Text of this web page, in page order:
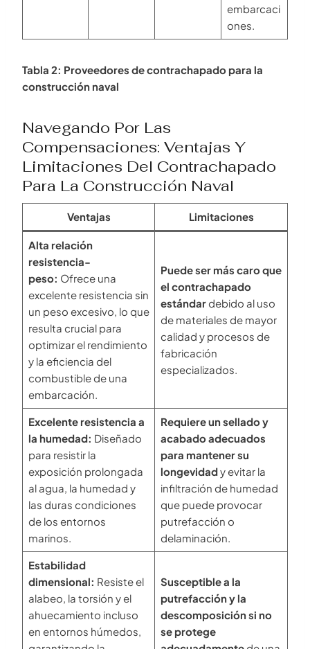
embarcaci
ones.
Tabla 2: Proveedores de contrachapado para la
construcción naval
Navegando Por Las
Compensaciones: Ventajas Y
Limitaciones Del Contrachapado
Para La Construcción Naval
Ventajas Limitaciones
Alta relación
resistencia-
peso: Ofrece una
excelente resistencia sin
un peso excesivo, lo que
resulta crucial para
optimizar el rendimiento
y la eficiencia del
combustible de una
embarcación.
Puede ser más caro que
el contrachapado
estándardebido al uso
de materiales de mayor
calidad y procesos de
fabricación
especializados.
Excelente resistencia a
la humedad: Diseñado
para resistir la
exposición prolongada
al agua, la humedad y
las duras condiciones
de los entornos
marinos.
Requiere un sellado y
acabado adecuados
para mantener su
longevidady evitar la
infiltración de humedad
que puede provocar
putrefacción o
delaminación.
Estabilidad
dimensional: Resiste el
alabeo, la torsión y el
ahuecamiento incluso
en entornos húmedos,
Susceptible a la
putrefacción y la
descomposición si no
se protege